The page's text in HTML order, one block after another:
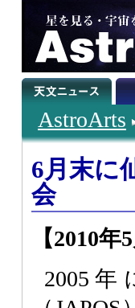
AstroArts
6月末に
会
【2010
2005